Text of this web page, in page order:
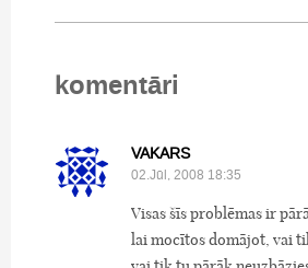
komentāri
VAKARS
02.Jūl, 2008 18:35
Visas šīs problēmas ir
lai mocītos domājot, vai